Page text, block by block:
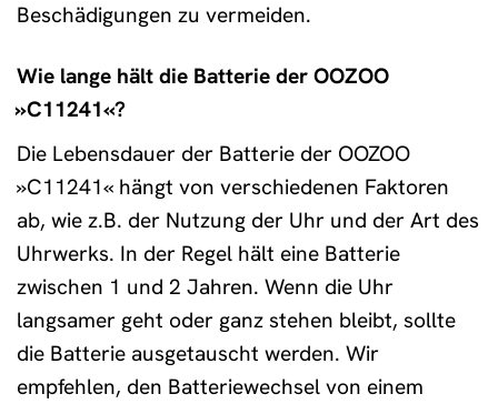
Beschädigungen zu vermeiden.
Wie lange hält die Batterie der OOZOO
»C11241«?
Die Lebensdauer der Batterie der OOZOO
»C11241« hängt von verschiedenen Faktoren
ab, wie z.B. der Nutzung der Uhr und der Art des
Uhrwerks. In der Regel hält eine Batterie
zwischen 1 und 2 Jahren. Wenn die Uhr
langsamer geht oder ganz stehen bleibt, sollte
die Batterie ausgetauscht werden. Wir
empfehlen, den Batteriewechsel von einem